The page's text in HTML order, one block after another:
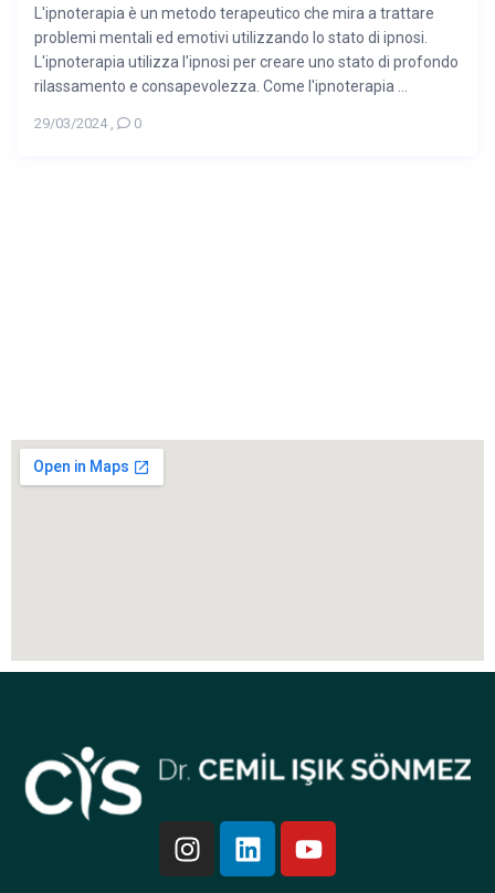
L'ipnoterapia è un metodo terapeutico che mira a trattare
problemi mentali ed emotivi utilizzando lo stato di ipnosi.
L'ipnoterapia utilizza l'ipnosi per creare uno stato di profondo
rilassamento e consapevolezza. Come l'ipnoterapia ...
29/03/2024, 0